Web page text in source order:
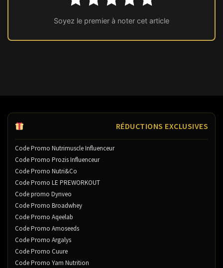
Soyez le premier à noter cet article
RÉDUCTIONS EXCLUSIVES
Code Promo Nutrimuscle Influenceur
Code Promo Prozis Influenceur
Code Promo Nutri&Co
Code Promo LE PREWORKOUT
Code promo Dynveo
Code Promo Broadwhey
Code Promo Aqeelab
Code Promo Amoseeds
Code Promo Argalys
Code Promo Cuure
Code Promo Yam Nutrition